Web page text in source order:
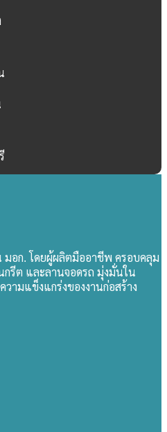
มอก. โดยผู้ผลิตมืออาชีพ ครอบคลุม
รีต และลานจอดรถ มุ่งมั่นใน
ามแข็งแกร่งของงานก่อสร้าง